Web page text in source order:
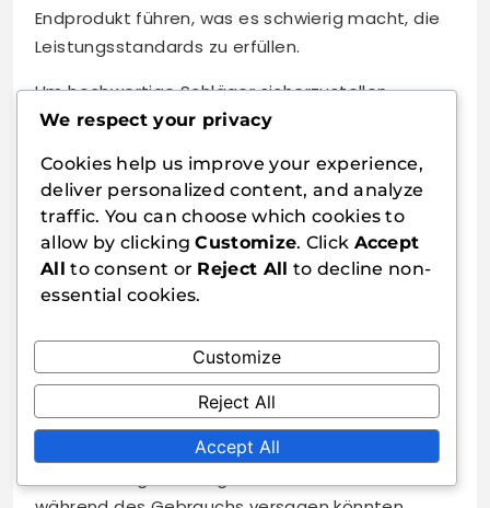
Endprodukt führen, was es schwierig macht, die
Leistungsstandards zu erfüllen.
Um hochwertige Schläger sicherzustellen,
müssen Hersteller strenge Testprotokolle
mechanischen Eigenschaften der Materialien,
die Durchführung von Belastungstests und die
Sicherstellung, dass die Schläger die
Branchenstandards für Haltbarkeit und Leistung
erfüllen, gehören.
Darüber hinaus kann der Herstellungsprozess
selbst Mängel einführen, wenn er nicht sorgfältig
überwacht wird. Regelmäßige Inspektionen und
Qualitätsprüfungen während der Produktion sind
unerlässlich, um das Risiko der Herstellung
We respect your privacy
Cookies help us improve your experience,
deliver personalized content, and analyze
traffic. You can choose which cookies to
allow by clickingCustomize. Click Accept
All to consent or Reject All to decline non-
essential cookies.
Customize
Reject All
Accept All